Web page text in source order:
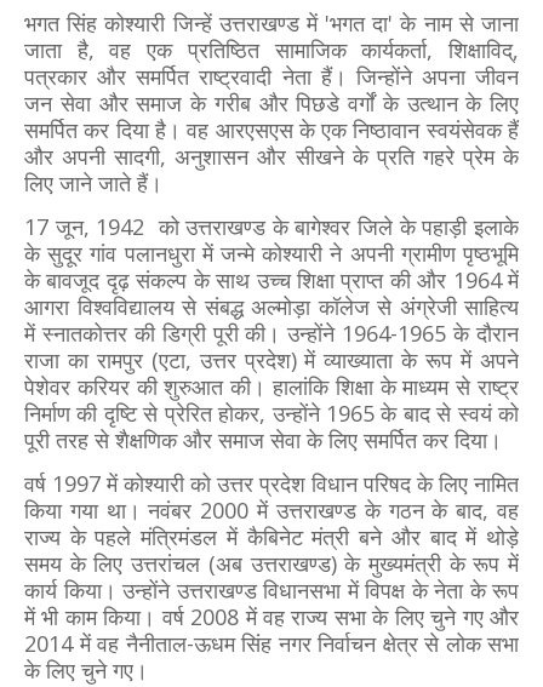
भगत सिंह कोश्यारी जिन्हें उत्तराखण्ड में 'भगत दा' के नाम से जाना
जाता है, वह एक प्रतिष्ठित सामाजिक कार्यकर्ता, शिक्षाविद्,
पत्रकार और समर्पित राष्ट्रवादी नेता हैं। जिन्होंने अपना जीवन
जन सेवा और समाज के गरीब और पिछडे वर्गों के उत्थान के लिए
समर्पित कर दिया है। वह आरएसएस के एक निष्‍ठावान स्वयंसेवक हैं
और अपनी सादगी, अनुशासन और सीखने के प्रति गहरे प्रेम के
लिए जाने जाते हैं।
17 जून, 1942 को उत्तराखण्ड के बागेश्वर जिले के पहाड़ी इलाके
के सुदूर गांव पलानधुरा में जन्मे कोश्यारी ने अपनी ग्रामीण पृष्ठभूमि
के बावजूद दृढ़ संकल्प के साथ उच्च शिक्षा प्राप्त की और 1964 में
आगरा विश्वविद्यालय से संबद्ध अल्मोड़ा कॉलेज से अंग्रेजी साहित्य
में स्नातकोत्तर की डिग्री पूरी की। उन्होंने 1964-1965 के दौरान
राजा का रामपुर (एटा, उत्तर प्रदेश) में व्याख्याता के रूप में अपने
पेशेवर करियर की शुरुआत की। हालांकि शिक्षा के माध्यम से राष्ट्र
निर्माण की दृष्टि से प्रेरित होकर, उन्होंने 1965 के बाद से स्‍वयं को
पूरी तरह से शैक्षणिक और समाज सेवा के लिए समर्पित कर दिया।
वर्ष 1997 में कोश्यारी को उत्तर प्रदेश विधान परिषद के लिए नामित
किया गया था। नवंबर 2000 में उत्तराखण्ड के गठन के बाद, वह
राज्य के पहले मंत्रिमंडल में कैबिनेट मंत्री बने और बाद में थोड़े
समय के लिए उत्तरांचल (अब उत्तराखण्ड) के मुख्यमंत्री के रूप में
कार्य किया। उन्होंने उत्तराखण्ड विधानसभा में विपक्ष के नेता के रूप
में भी काम किया। वर्ष 2008 में वह राज्य सभा के लिए चुने गए और
2014 में वह नैनीताल-ऊधम सिंह नगर निर्वाचन क्षेत्र से लोक सभा
के लिए चुने गए।